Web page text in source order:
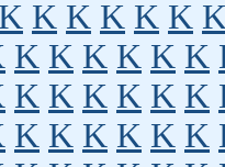
K K K K K K
K K K K K K
K K K K K K
K K K K K K